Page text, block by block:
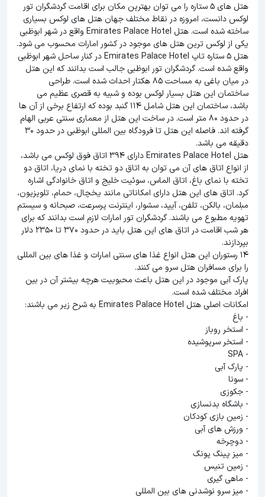
هتل های 5 ستاره را می توان بهترین مکان برای اقامت گردشگران تور
لوکس دانست، امروزه در نقاط مختلف جهان هتل های لوکس بسیاری
ساخته شده است. هتل Emirates Palace Hotel واقع در شهر ابوظبی
یکی از لوکس ترین هتل های موجود در کشور امارات محسوب می شود.
هتل 5 ستاره تاپ Emirates Palace Hotel در کنار ساحل شهر ابوظبی
واقع شده است. گردشگران تور ابوظبی جالب است بدانند که این هتل
در میان باغی به مساحت 85 هکتار احداث شده است. طراحی
ساختمان این هتل بسیار لوکس بوده و شبیه به قصری عظیم می
باشد، ساختمان این هتل شامل 114 گنبد بوده که ارتفاع برخی از آن ها
در حدود 80 متر است. در ساخت این هتل از معماری سنتی عربی الهام
گرفته اند. فاصله این هتل تا فرودگاه بین المللی ابوظبی در حدود 30
دقیقه می باشد.
هتل Emirates Palace Hotel دارای 394 اتاق فوق لوکس می باشد،
از انواع اتاق های آن می توان به اتاق دو تخته با نمای دریا، اتاق دو
تخته با نمای باغ، اتاق الماس، سوئیت خلیج و اتاق خانوادگی اشاره
کرد. اتاق های این هتل دارای امکاناتی مانند یخچال، حمام، تلویزیون،
مبلمان، بالکن، تلفن، آیپد، سشوار، اینترنت پرسرعت، صبحانه و سیستم
تهویه مطبوع می باشند. گردشگران تور امارات لازم است بدانند که برای
هر شب اقامت در اتاق های این هتل باید در حدود 370 تا 2350 دلار
بپردازند.
14 رستوران این هتل انواع غذا های سنتی امارات و غذا های بین المللی
را برای مسافران هتل سرو می کنند.
پارک آبی موجود در این هتل باعث محبوبیت هرچه بیشتر آن در بین
افراد مختلف شده است.
امکانات اصلی هتل Emirates Palace Hotel به شرح زیر می باشند:
- باغ
- استخر روباز
- استخر سرپوشیده
- SPA
- پارک آبی
- سونا
- جکوزی
- باشگاه بدنسازی
- زمین بازی کودکان
- ورزش های آبی
- دوچرخه
- میز پینگ پونگ
- زمین تنیس
- ماهی گیری
- میز سرو نوشدنی های بین المللی